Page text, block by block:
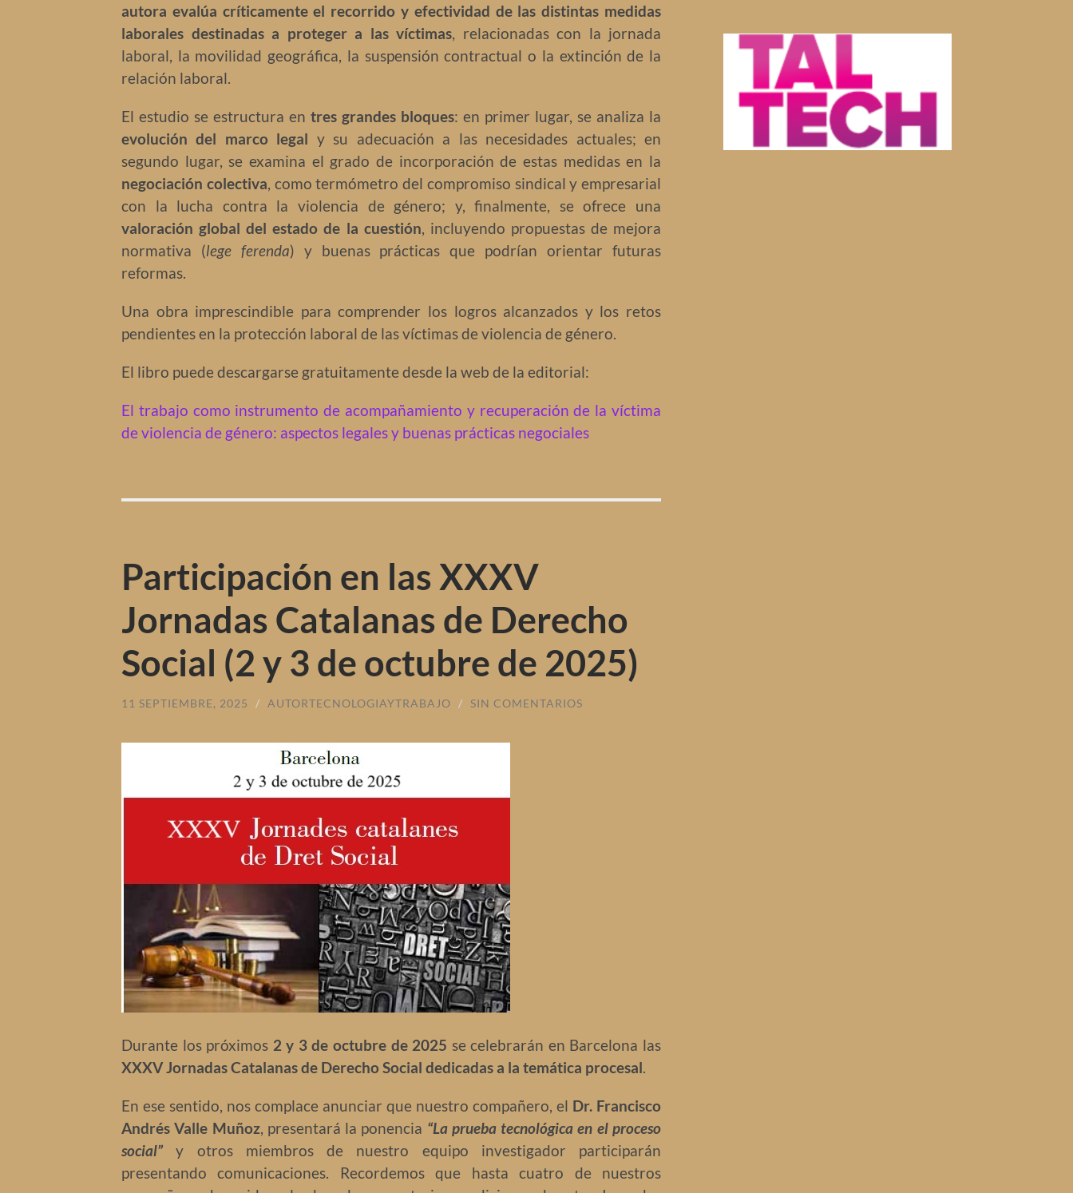
autora evalúa críticamente el recorrido y efectividad de las distintas medidas
laborales destinadas a proteger a las víctimas, relacionadas con la jornada
laboral, la movilidad geográfica, la suspensión contractual o la extinción de la
relación laboral.
El estudio se estructura en tres grandes bloques: en primer lugar, se analiza la
evolución del marco legal y su adecuación a las necesidades actuales; en
segundo lugar, se examina el grado de incorporación de estas medidas en la
negociación colectiva, como termómetro del compromiso sindical y empresarial
con la lucha contra la violencia de género; y, finalmente, se ofrece una
valoración global del estado de la cuestión, incluyendo propuestas de mejora
normativa (lege ferenda) y buenas prácticas que podrían orientar futuras
reformas.
Una obra imprescindible para comprender los logros alcanzados y los retos
pendientes en la protección laboral de las víctimas de violencia de género.
El libro puede descargarse gratuitamente desde la web de la editorial:
El trabajo como instrumento de acompañamiento y recuperación de la víctima
de violencia de género: aspectos legales y buenas prácticas negociales
Participación en las XXXV
Jornadas Catalanas de Derecho
Social (2 y 3 de octubre de 2025)
11 SEPTIEMBRE, 2025 / AUTORTECNOLOGIAYTRABAJO / SIN COMENTARIOS
Durante los próximos 2 y 3 de octubre de 2025 se celebrarán en Barcelona las
XXXV Jornadas Catalanas de Derecho Social dedicadas a la temática procesal.
En ese sentido, nos complace anunciar que nuestro compañero, el Dr. Francisco
Andrés Valle Muñoz, presentará la ponencia “La prueba tecnológica en el proceso
social” y otros miembros de nuestro equipo investigador participarán
presentando comunicaciones. Recordemos que hasta cuatro de nuestros